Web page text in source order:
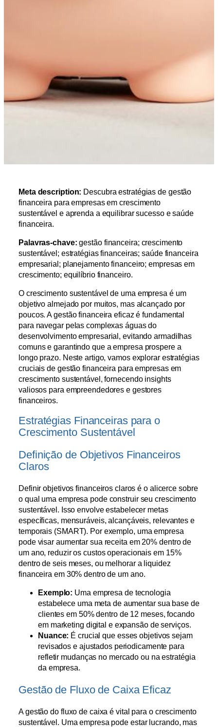
Meta description: Descubra estratégias de gestão
financeira para empresas em crescimento
sustentável e aprenda a equilibrar sucesso e saúde
financeira.
Palavras-chave: gestão financeira; crescimento
sustentável; estratégias financeiras; saúde financeira
empresarial; planejamento financeiro; empresas em
crescimento; equilíbrio financeiro.
O crescimento sustentável de uma empresa é um
objetivo almejado por muitos, mas alcançado por
poucos. A gestão financeira eficaz é fundamental
para navegar pelas complexas águas do
desenvolvimento empresarial, evitando armadilhas
comuns e garantindo que a empresa prospere a
longo prazo. Neste artigo, vamos explorar estratégias
cruciais de gestão financeira para empresas em
crescimento sustentável, fornecendo insights
valiosos para empreendedores e gestores
financeiros.
Estratégias Financeiras para o
Crescimento Sustentável
Definição de Objetivos Financeiros
Claros
Definir objetivos financeiros claros é o alicerce sobre
o qual uma empresa pode construir seu crescimento
sustentável. Isso envolve estabelecer metas
específicas, mensuráveis, alcançáveis, relevantes e
temporais (SMART). Por exemplo, uma empresa
pode visar aumentar sua receita em 20% dentro de
um ano, reduzir os custos operacionais em 15%
dentro de seis meses, ou melhorar a liquidez
financeira em 30% dentro de um ano.
Exemplo: Uma empresa de tecnologia
estabelece uma meta de aumentar sua base de
clientes em 50% dentro de 12 meses, focando
em marketing digital e expansão de serviços.
Nuance: É crucial que esses objetivos sejam
revisados e ajustados periodicamente para
refletir mudanças no mercado ou na estratégia
da empresa.
Gestão de Fluxo de Caixa Eficaz
A gestão do fluxo de caixa é vital para o crescimento
sustentável. Uma empresa pode estar lucrando, mas